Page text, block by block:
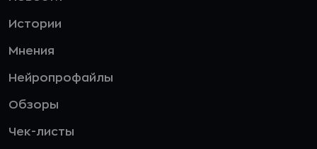
Истории
Мнения
Нейропрофайлы
Обзоры
Чек-листы